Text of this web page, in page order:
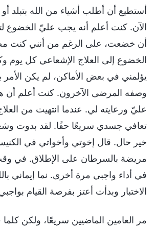
أستطيع أن أطلب أشياء من الله بتبلد
الآن. كنت أعلم أنه يجب عليّ الخضوع
أن خضعت، على الرغم من أنني كنت
الخضوع إلى العلاج الإشعاعي كل يوم
يؤلمني في بعض الأماكن، لم يكن الأمر
وصفه المرضى الآخرون. كنت أعلم أن
عليّ ورعايته لي. عندما انتهيت من
تعافي جسدي سريعًا حقًا. لقد بدوت
خير حال. قال إخوتي وأخواتي في
مريضة بالسرطان على الإطلاق. في
في أداء واجبي مرة أخرى. نما إيماني
الاختبار وبدأت أعتز بفرصة القيام
مر العامين الماضيين سريعًا، ولكن